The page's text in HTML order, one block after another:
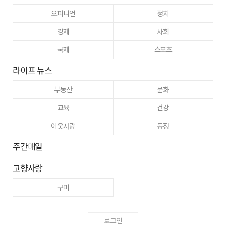
오피니언
정치
경제
사회
국제
스포츠
라이프 뉴스
부동산
문화
교육
건강
이웃사랑
동정
주간매일
고향사랑
구미
로그인